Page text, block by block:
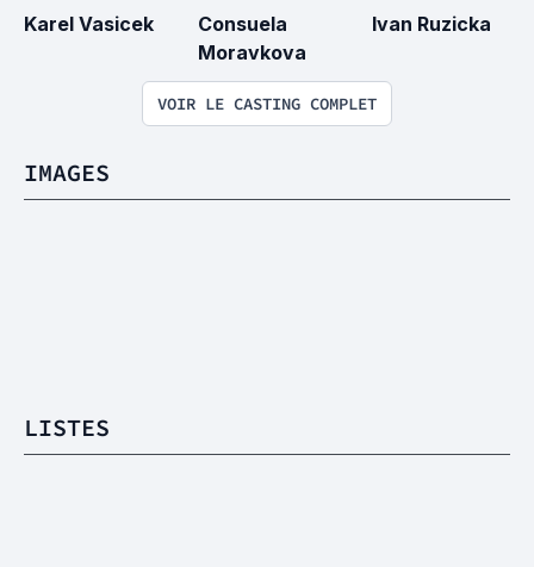
Karel Vasicek
Consuela
Moravkova
Ivan Ruzicka
VOIR LE CASTING COMPLET
IMAGES
LISTES